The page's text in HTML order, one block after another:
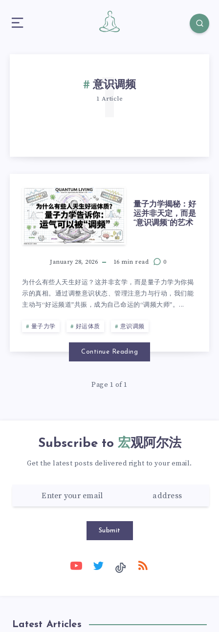
意识调频
1 Article
1
量子力学揭秘：好
运并非天定，而是
“意识调频”的艺术
January 28, 2026 16 min read 0
为什么有些人天生好运？这并非玄学，而是量子力学为你揭
示的真相。通过调整意识状态、管理注意力与行动，我们能
主动与“好运频道”共振，成为自己命运的“调频大师”。...
量子力学 好运体质 意识调频
Continue Reading
Page 1 of 1
Subscribe to 宏观阿尔法
Get the latest posts delivered right to your email.
Submit
Latest Articles